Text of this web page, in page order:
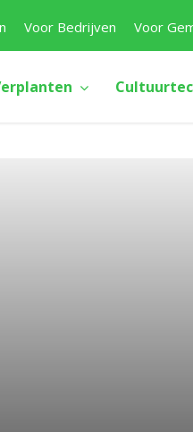
Voor Bedrijven Voor